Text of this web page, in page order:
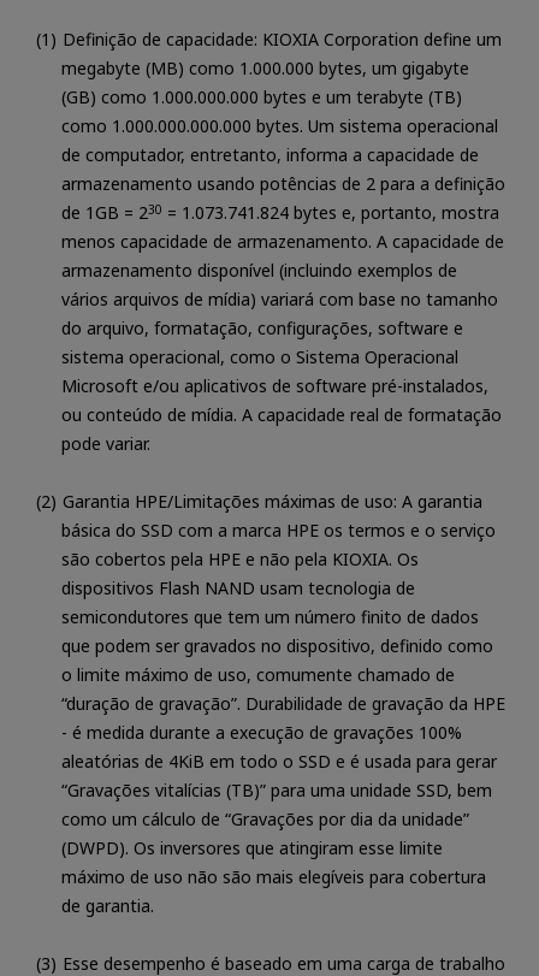
Definição de capacidade: KIOXIA Corporation define um
megabyte (MB) como 1.000.000 bytes, um gigabyte
(GB) como 1.000.000.000 bytes e um terabyte (TB)
como 1.000.000.000.000 bytes. Um sistema operacional
de computador, entretanto, informa a capacidade de
armazenamento usando potências de 2 para a definição
de 1GB = 230 = 1.073.741.824 bytes e, portanto, mostra
menos capacidade de armazenamento. A capacidade de
armazenamento disponível (incluindo exemplos de
vários arquivos de mídia) variará com base no tamanho
do arquivo, formatação, configurações, software e
sistema operacional, como o Sistema Operacional
Microsoft e/ou aplicativos de software pré-instalados,
ou conteúdo de mídia. A capacidade real de formatação
pode variar.
Garantia HPE/Limitações máximas de uso: A garantia
básica do SSD com a marca HPE os termos e o serviço
são cobertos pela HPE e não pela KIOXIA. Os
dispositivos Flash NAND usam tecnologia de
semicondutores que tem um número finito de dados
que podem ser gravados no dispositivo, definido como
o limite máximo de uso, comumente chamado de
“duração de gravação”. Durabilidade de gravação da HPE
- é medida durante a execução de gravações 100%
aleatórias de 4KiB em todo o SSD e é usada para gerar
“Gravações vitalícias (TB)” para uma unidade SSD, bem
como um cálculo de “Gravações por dia da unidade”
(DWPD). Os inversores que atingiram esse limite
máximo de uso não são mais elegíveis para cobertura
de garantia.
Esse desempenho é baseado em uma carga de trabalho